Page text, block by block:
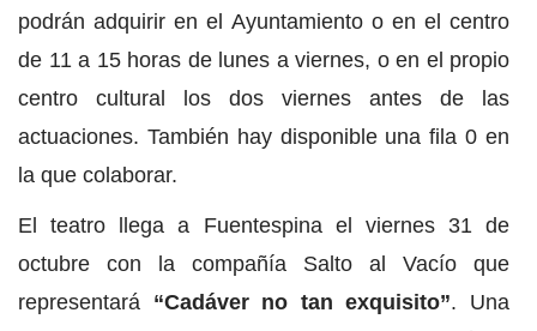
podrán adquirir en el Ayuntamiento o en el centro
de 11 a 15 horas de lunes a viernes, o en el propio
centro cultural los dos viernes antes de las
actuaciones. También hay disponible una fila 0 en
la que colaborar.
El teatro llega a Fuentespina el viernes 31 de
octubre con la compañía Salto al Vacío que
representará “Cadáver no tan exquisito”. Una